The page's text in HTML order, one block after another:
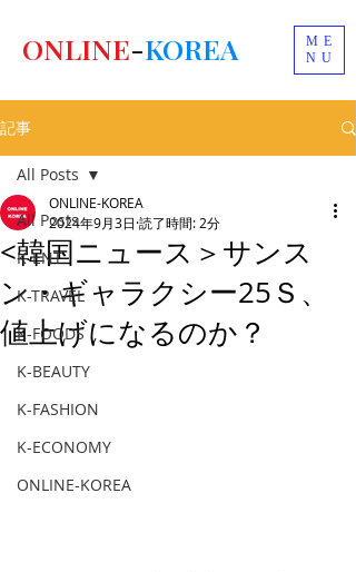
ME
NU
ONLINE-KOREA
記事
All Posts
K-ENT
K-TRAVEL
K-FOODS
K-BEAUTY
K-FASHION
K-ECONOMY
ONLINE-KOREA
All Posts
<韓国ニュース＞サンス
ン・ギャラクシー25Ｓ、
値上げになるのか？
ONLINE-KOREA
2024年9月3日 読了時間: 2分